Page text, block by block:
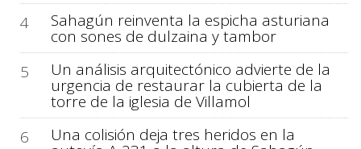
4
Sahagún reinventa la espicha asturiana
con sones de dulzaina y tambor
5
Un análisis arquitectónico advierte de la
urgencia de restaurar la cubierta de la
torre de la iglesia de Villamol
6
Una colisión deja tres heridos en la